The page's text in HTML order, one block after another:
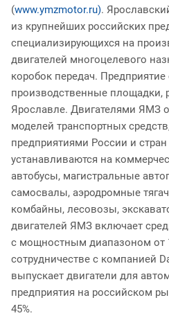
(www.ymzmotor.ru).
из крупнейших российских
специализирующихся на
двигателей многоцелевого
коробок передач. Предприятие
производственные площадки,
Ярославле. Двигателями ЯМЗ
моделей транспортных
предприятиями России и
устанавливаются на
автобусы, магистральные
самосвалы, аэродромные
комбайны, лесовозы,
двигателей ЯМЗ включает
с мощностным диапазоном от
сотрудничестве с компанией
выпускает двигатели для
предприятия на российском
45%.